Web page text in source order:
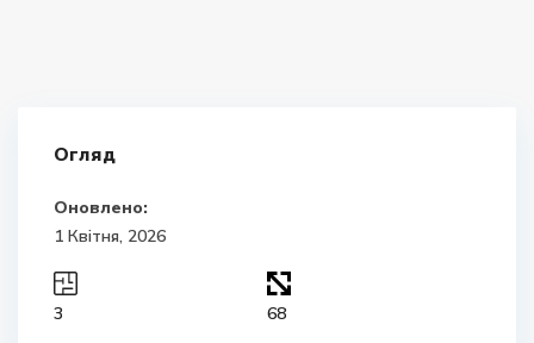
Огляд
Оновлено:
1 Квітня, 2026
3 68